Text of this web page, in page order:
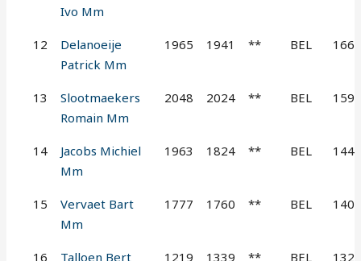
Ivo Mm
12
Delanoeije
Patrick Mm
1965 1941 ** BEL 166
13
Slootmaekers
Romain Mm
2048 2024 ** BEL 159
14
Jacobs Michiel
Mm
1963 1824 ** BEL 144
15
Vervaet Bart
Mm
1777 1760 ** BEL 140
16
Talloen Bert
1219 1339 ** BEL 132